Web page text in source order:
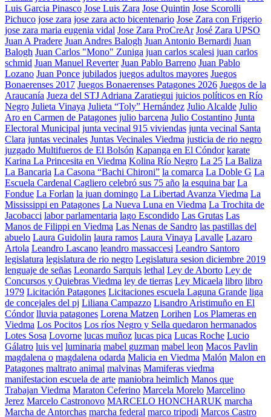
Luis Garcia Pinasco Jose Luis Zara Jose Quintin Jose Scorolli
Pichuco jose zara jose zara acto bicentenario Jose Zara con Frigerio
jose zara maria eugenia vidal Jose Zara ProCreAr José Zara UPSO
Juan A Pradere Juan Andres Balogh Juan Antonio Bernardi Juan
Balogh Juan Carlos "Mono" Zuniga juan carlos scalesi juan carlos
schmid Juan Manuel Reverter Juan Pablo Barreno Juan Pablo
Lozano Juan Ponce jubilados juegos adultos mayores Juegos
Bonaerenses 2017 Juegos Bonaerenses Patagones 2026 Juegos de la
Araucanía Jueza del STJ Adriana Zaratiegui juicios políticos en Río
Negro Julieta Vinaya Julieta “Toly” Hernández Julio Alcalde Julio
Aro en Carmen de Patagones julio barcena Julio Costantino Junta
Electoral Municipal junta vecinal 915 viviendas junta vecinal Santa
Clara juntas vecinales Juntas Vecinales Viedma justicia de rio negro
juzgado Multifueros de El Bolsón Kapanga en El Cóndor karate
Karina La Princesita en Viedma Kolina Río Negro La 25 La Baliza
La Bancaria La Casona “Bachi Chironi” la comarca La Doble G La
Escuela Cardenal Cagliero celebró sus 75 año la esquina bar La
Fondue La Forlan la juan domingo La Libertad Avanza Viedma La
Mississippi en Patagones La Nueva Luna en Viedma La Trochita de
Jacobacci labor parlamentaria lago Escondido Las Grutas Las
Manos de Filippi en Viedma Las Nenas de Sandro las pastillas del
abuelo Laura Guidolin laura ramos Laura Vinaya Lavalle Lazaro
Artola Leandro Lascano leandro massaccesi Leandro Santoro
legislatura legislatura de rio negro Legislatura sesion diciembre 2019
lenguaje de señas Leonardo Sarquis lethal Ley de Aborto Ley de
Concursos y Quiebras Viedma ley de tierras Ley Micaela libro libro
1979 Licitación Patagones Licitaciones escuela Laguna Grande liga
de concejales del pj Liliana Campazzo Lisandro Aristimuño en El
Cóndor lluvia patagones Lorena Matzen Lorihen Los Plameras en
Viedma Los Pocitos Los ríos Negro y Sella quedaron hermanados
Lotes Sosa Lovorne lucas muñoz lucas pica Lucas Roche Lucio
Gálatro luis vel luminaria mabel guzman mabel leon Macos Pavlin
magdalena o magdalena odarda Malicia en Viedma Malón Malon en
Patagones maltrato animal malvinas Mamiferas viedma
manifestacion escuela de arte maniobra heimlich Manos que
Trabajan Viedma Maraton Ceferino Marcela Morelo Marcelino
Jerez Marcelo Castronovo MARCELO HONCHARUK marcha
Marcha de Antorchas marcha federal marco tripodi Marcos Castro